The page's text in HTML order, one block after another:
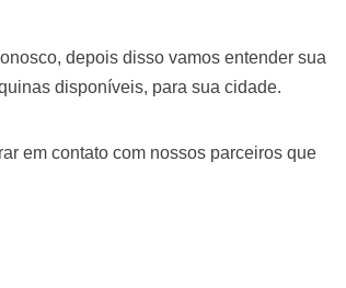
depois disso vamos entender sua
disponíveis, para sua cidade.
em contato com nossos parceiros que